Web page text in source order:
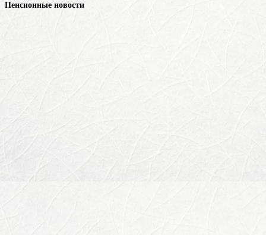
Пенсионные новости